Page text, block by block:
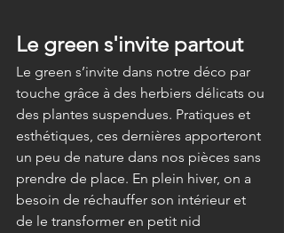
Le green s'invite partout
Le green s’invite dans notre déco par
touche grâce à des herbiers délicats ou
des plantes suspendues. Pratiques et
esthétiques, ces dernières apporteront
un peu de nature dans nos pièces sans
prendre de place. En plein hiver, on a
besoin de réchauffer son intérieur et
de le transformer en petit nid